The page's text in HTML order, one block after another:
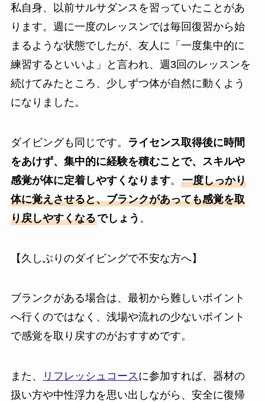
私自身、以前サルサダンスを習っていたことがあ
ります。週に一度のレッスンでは毎回復習から始
まるような状態でしたが、友人に「一度集中的に
練習するといいよ」と言われ、週3回のレッスンを
続けてみたところ、少しずつ体が自然に動くよう
になりました。
ダイビングも同じです。
ライセンス取得後に時間
をあけず、集中的に経験を積むことで、スキルや
感覚が体に定着しやすくなります。 一度しっかり
体に覚えさせると、ブランクがあっても感覚を取
り戻しやすくなるでしょう 。
【久しぶりのダイビングで不安な方へ】
ブランクがある場合は、最初から難しいポイント
へ行くのではなく、浅場や流れの少ないポイント
で感覚を取り戻すのがおすすめです。
また、 リフレッシュコースに参加すれば、器材の
扱い方や中性浮力を思い出しながら、安全に復帰